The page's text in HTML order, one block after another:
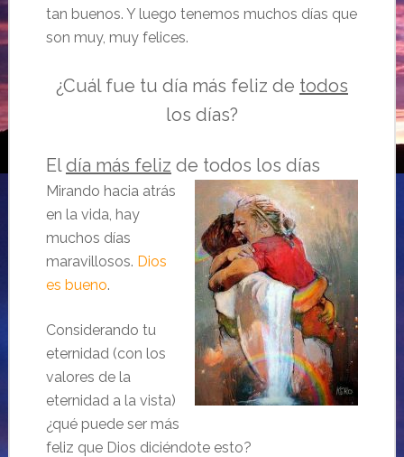
tan buenos. Y luego tenemos muchos días que
son muy, muy felices.
¿Cuál fue tu día más feliz de todos
los días?
Eldía más feliz de todos los días
Mirando hacia atrás
en la vida, hay
muchos días
maravillosos. Dios
es bueno.
Considerando tu
eternidad (con los
valores de la
eternidad a la vista)
¿qué puede ser más
feliz que Dios diciéndote esto?